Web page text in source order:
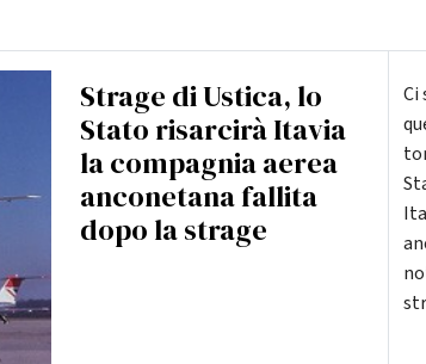
Strage di Ustica, lo
Stato risarcirà Itavia
la compagnia aerea
anconetana fallita
dopo la strage
Ci